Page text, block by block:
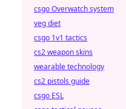
csgo Overwatch system
veg diet
csgo 1v1 tactics
cs2 weapon skins
wearable technology
cs2 pistols guide
csgo ESL